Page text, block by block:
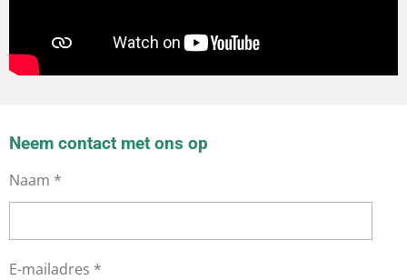
Neem contact met ons op
Naam *
E-mailadres *